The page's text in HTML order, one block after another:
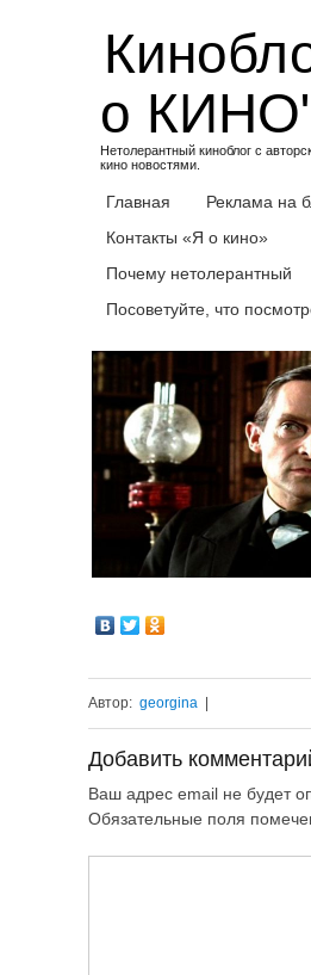
о
Нетолерантный киноблог с
кино новостями.
Главная
Реклама на
Контакты «Я о кино»
Почему нетолерантный
Посоветуйте, что
Автор: georgina
Добавить
Ваш адрес email не будет
Обязательные поля